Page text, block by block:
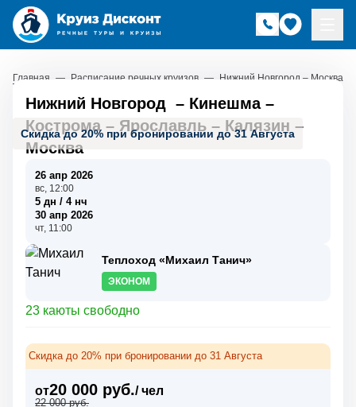
Главная — Расписание речных круизов — Нижний Новгород – Москва
Скидка до 20% при бронировании до 31 Августа
Нижний Новгород – Кинешма–
Кострома– Ярославль – Калязин –
Москва
26 апр 2026
вс, 12:00
5 дн / 4 нч
30 апр 2026
чт, 11:00
Теплоход «Михаил Танич»
ЭКОНОМ
23 каюты свободно
Скидка до 20% при бронировании до 31 Августа
от20 000 руб./ чел
22 000 руб.